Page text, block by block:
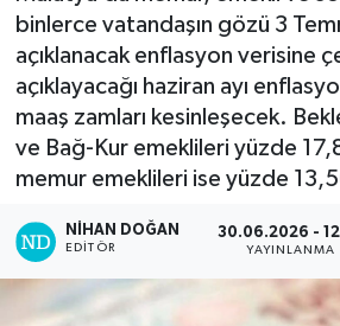
binlerce vatandaşın gözü 3
açıklanacak enflasyon verisine
açıklayacağı haziran ayı
maaş zamları kesinleşecek.
ve Bağ-Kur emeklileri yüzde
memur emeklileri ise yüzde
NIHAN DOĞAN
EDITÖR
30.06.2026 -
YAYINLANMA